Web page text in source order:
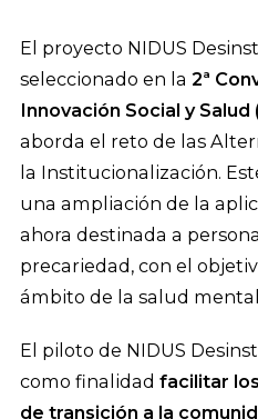
El proyecto NIDUS
seleccionado en la 2ª
Innovación Social y Salud
aborda el reto de las
la Institucionalización.
una ampliación de la
ahora destinada a
precariedad, con el
ámbito de la salud
El piloto de NIDUS
como finalidad facilitar
de transición a la